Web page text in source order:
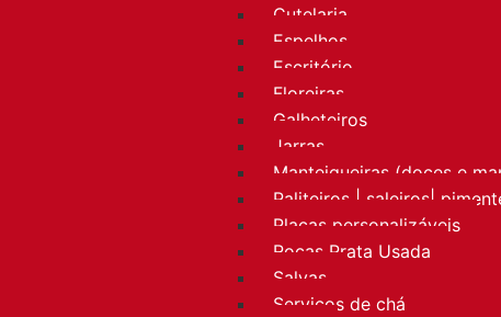
Cutelaria
Espelhos
Escritório
Floreiras
Galheteiros
Jarras
Manteigueiras (doces e
Paliteiros | saleiros|
Placas personalizáveis
Rocas Prata Usada
Salvas
Serviços de chá